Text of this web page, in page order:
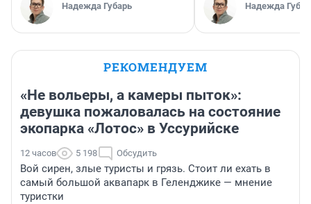
Надежда Губарь Надежда
РЕКОМЕНДУЕМ
«Не вольеры, а камеры пыток»:
девушка пожаловалась на состояние
экопарка «Лотос» в Уссурийске
12 часов 5 198 Обсудить
Вой сирен, злые туристы и грязь. Стоит ли ехать в
самый большой аквапарк в Геленджике — мнение
туристки